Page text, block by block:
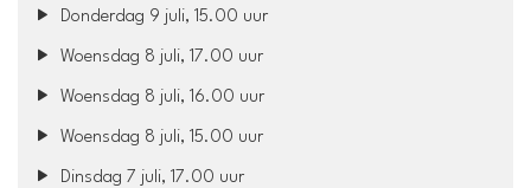
Donderdag 9 juli, 15.00 uur
Woensdag 8 juli, 17.00 uur
Woensdag 8 juli, 16.00 uur
Woensdag 8 juli, 15.00 uur
Dinsdag 7 juli, 17.00 uur